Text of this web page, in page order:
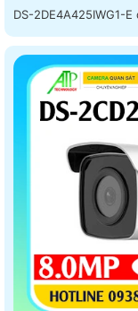
DS-2DE4A425IWG1-